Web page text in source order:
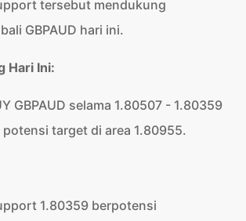
tersebut mendukung
GBPAUD hari ini.
Hari Ini:
GBPAUD selama 1.80507 - 1.80359
target di area 1.80955.
1.80359 berpotensi